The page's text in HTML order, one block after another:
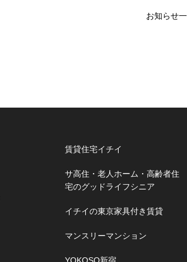
お知らせ
賃貸住宅イチイ
サ高住・老人ホーム・高齢者住
宅のグッドライフシニア
イチイの東京家具付き賃貸
マンスリーマンション